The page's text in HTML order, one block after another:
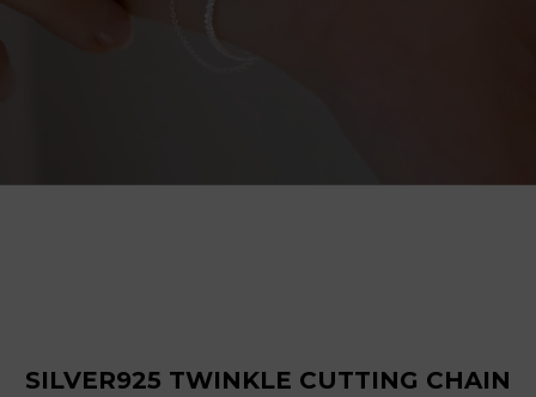
SILVER925 TWINKLE CUTTING CHAIN